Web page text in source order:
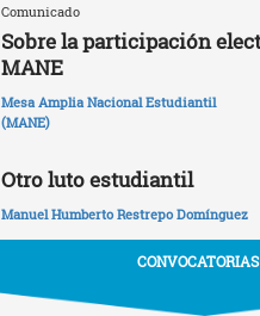
Comunicado
Sobre la participación
MANE
Mesa Amplia Nacional Estudiantil
(MANE)
Otro luto estudiantil
Manuel Humberto Restrepo Domínguez
CONVOCATORIAS